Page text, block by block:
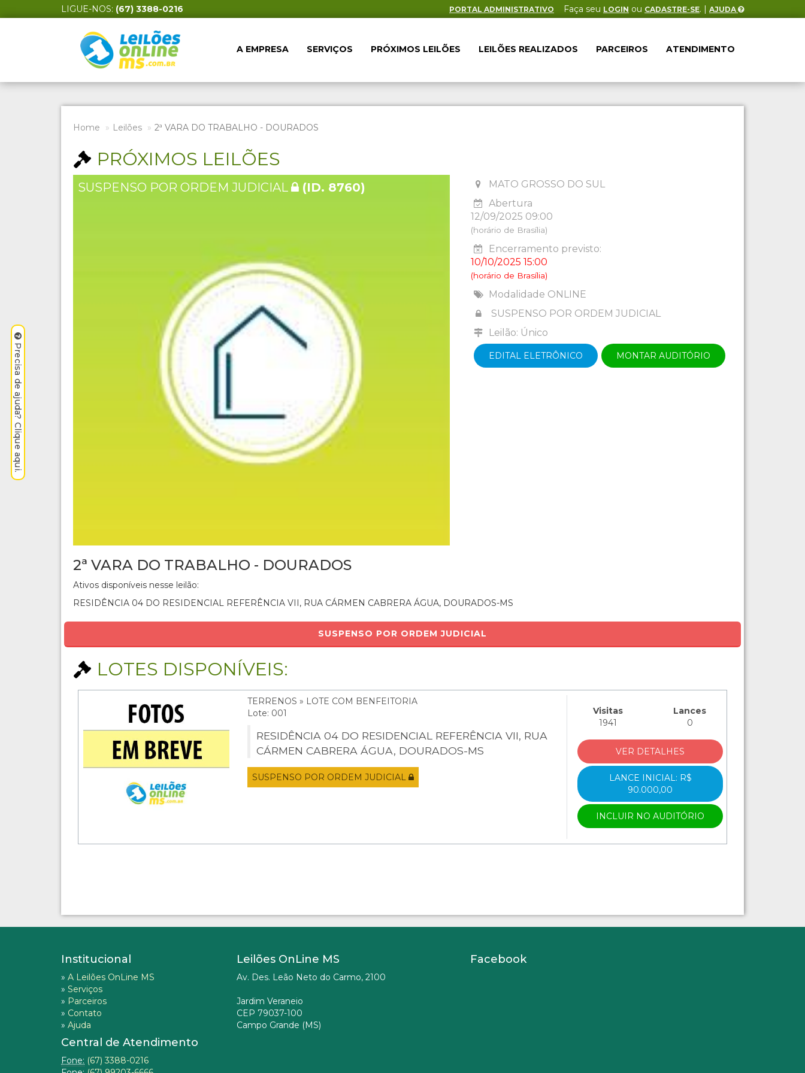
LIGUE-NOS: (67) 3388-0216 PORTAL ADMINISTRATIVO Faça seu LOGIN ou CADASTRE-SE. | AJUDA
A EMPRESA SERVIÇOS PRÓXIMOS LEILÕES LEILÕES REALIZADOS PARCEIROS ATENDIMENTO
Home Leilões 2ª VARA DO TRABALHO - DOURADOS
PRÓXIMOS LEILÕES
SUSPENSO POR ORDEM JUDICIAL (ID. 8760)
MATO GROSSO DO SUL
Abertura
12/09/2025 09:00
(horário de Brasília)
Encerramento previsto:
10/10/2025 15:00
(horário de Brasília)
Modalidade ONLINE
SUSPENSO POR ORDEM JUDICIAL
Leilão: Único
EDITAL ELETRÔNICO MONTAR AUDITÓRIO
2ª VARA DO TRABALHO - DOURADOS
Ativos disponíveis nesse leilão:
RESIDÊNCIA 04 DO RESIDENCIAL REFERÊNCIA VII, RUA CÁRMEN CABRERA ÁGUA, DOURADOS-MS
SUSPENSO POR ORDEM JUDICIAL
LOTES DISPONÍVEIS:
TERRENOS » LOTE COM BENFEITORIA
Lote: 001
RESIDÊNCIA 04 DO RESIDENCIAL REFERÊNCIA VII, RUA
CÁRMEN CABRERA ÁGUA, DOURADOS-MS
SUSPENSO POR ORDEM JUDICIAL
Visitas
1941
Lances
0
VER DETALHES
LANCE INICIAL: R$
90.000,00
INCLUIR NO AUDITÓRIO
Institucional
» A Leilões OnLine MS
» Serviços
» Parceiros
» Contato
» Ajuda
Central de Atendimento
Fone: (67) 3388-0216
Leilões OnLine MS
Av. Des. Leão Neto do Carmo, 2100
Jardim Veraneio
CEP 79037-100
Campo Grande (MS)
Facebook
Precisa de ajuda? Clique aqui.